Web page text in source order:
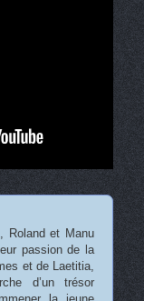
Roland et Manu
passion de la
et de Laetitia,
d’un trésor